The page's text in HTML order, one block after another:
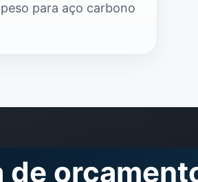
para aço carbono
de